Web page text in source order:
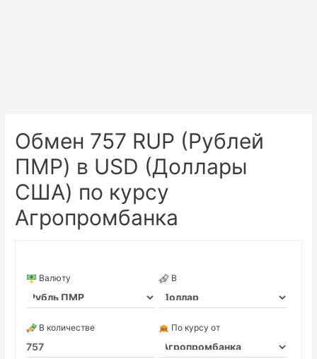
Обмен 757 RUP (Рублей
ПМР) в USD (Доллары
США) по курсу
Агропромбанка
Валюту В
В количестве По курсу от